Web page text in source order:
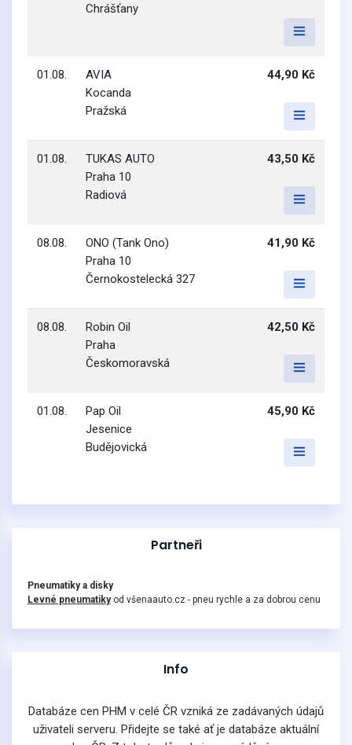
Chrášťany
01.08.
AVIA
Kocanda
Pražská
44,90 Kč
01.08.
TUKAS AUTO
Praha 10
Radiová
43,50 Kč
08.08.
ONO (Tank Ono)
Praha 10
Černokostelecká 327
41,90 Kč
08.08.
Robin Oil
Praha
Českomoravská
42,50 Kč
01.08.
Pap Oil
Jesenice
Budějovická
45,90 Kč
Partneři
Pneumatiky a disky
Levné pneumatikyod všenaauto.cz - pneu rychle a za dobrou cenu
Info
Databáze cen PHM v celé ČR vzniká ze zadávaných údajů
uživateli serveru. Přidejte se také ať je databáze aktuální